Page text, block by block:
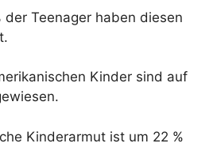
Teenager haben diesen
Kinder sind auf
Kinderarmut ist um 22 %